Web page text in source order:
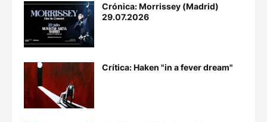
Crónica: Morrissey (Madrid)
29.07.2026
Crítica: Haken "in a fever dream"